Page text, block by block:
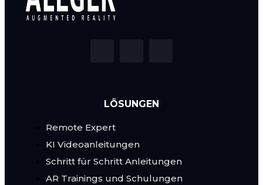
LÖSUNGEN
Remote Expert
KI Videoanleitungen
Schritt für Schritt Anleitungen
AR Trainings und Schulungen